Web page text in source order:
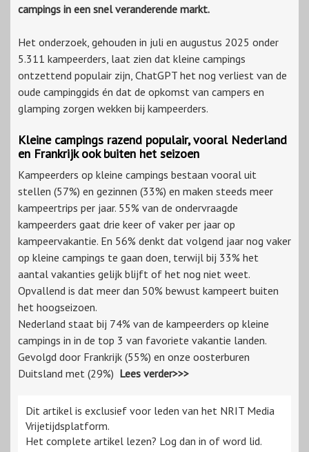
campings in een snel veranderende markt.
Het onderzoek, gehouden in juli en augustus 2025 onder
5.311 kampeerders, laat zien dat kleine campings
ontzettend populair zijn, ChatGPT het nog verliest van de
oude campinggids én dat de opkomst van campers en
glamping zorgen wekken bij kampeerders.
Kleine campings razend populair, vooral Nederland
en Frankrijk ook buiten het seizoen
Kampeerders op kleine campings bestaan vooral uit
stellen (57%) en gezinnen (33%) en maken steeds meer
kampeertrips per jaar. 55% van de ondervraagde
kampeerders gaat drie keer of vaker per jaar op
kampeervakantie. En 56% denkt dat volgend jaar nog vaker
op kleine campings te gaan doen, terwijl bij 33% het
aantal vakanties gelijk blijft of het nog niet weet.
Opvallend is dat meer dan 50% bewust kampeert buiten
het hoogseizoen.
Nederland staat bij 74% van de kampeerders op kleine
campings in in de top 3 van favoriete vakantie landen.
Gevolgd door Frankrijk (55%) en onze oosterburen
Duitsland met (29%) Lees verder>>>
Dit artikel is exclusief voor leden van het NRIT Media
Vrijetijdsplatform.
Het complete artikel lezen? Log dan in of word lid.